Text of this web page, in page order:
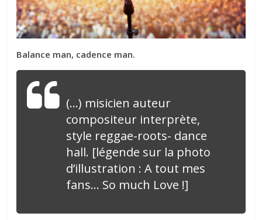
Balance man, cadence man.
(…) misicien auteur
compositeur interprète,
style reggae-roots- dance
hall. [légende sur la photo
d’illustration :A tout mes
fans… So much Love !]